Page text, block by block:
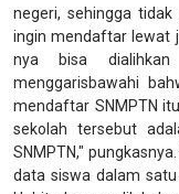
negeri, sehingga
ingin mendaftar lewat
nya bisa
menggarisbawahi
mendaftar SNMPTN
sekolah tersebut
SNMPTN,"
data siswa dalam satu